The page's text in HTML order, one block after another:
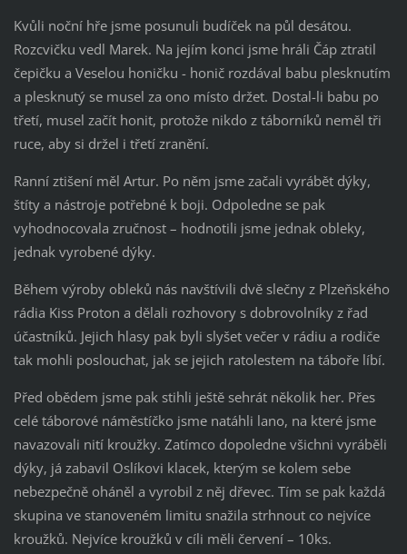
Kvůli noční hře jsme posunuli budíček na půl desátou.
Rozcvičku vedl Marek. Na jejím konci jsme hráli Čáp ztratil
čepičku a Veselou honičku - honič rozdával babu plesknutím
a plesknutý se musel za ono místo držet. Dostal-li babu po
třetí, musel začít honit, protože nikdo z táborníků neměl tři
ruce, aby si držel i třetí zranění.
Ranní ztišení měl Artur. Po něm jsme začali vyrábět dýky,
štíty a nástroje potřebné k boji. Odpoledne se pak
vyhodnocovala zručnost – hodnotili jsme jednak obleky,
jednak vyrobené dýky.
Během výroby obleků nás navštívili dvě slečny z Plzeňského
rádia Kiss Proton a dělali rozhovory s dobrovolníky z řad
účastníků. Jejich hlasy pak byli slyšet večer v rádiu a rodiče
tak mohli poslouchat, jak se jejich ratolestem na táboře líbí.
Před obědem jsme pak stihli ještě sehrát několik her. Přes
celé táborové náměstíčko jsme natáhli lano, na které jsme
navazovali nití kroužky. Zatímco dopoledne všichni vyráběli
dýky, já zabavil Oslíkovi klacek, kterým se kolem sebe
nebezpečně oháněl a vyrobil z něj dřevec. Tím se pak každá
skupina ve stanoveném limitu snažila strhnout co nejvíce
kroužků. Nejvíce kroužků v cíli měli červení – 10ks.